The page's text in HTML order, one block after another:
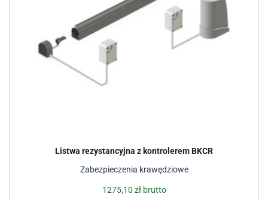
Zabezpieczenia krawędziowe
Listwa rezystancyjna z kontrolerem BKCR
1275,10 złbrutto